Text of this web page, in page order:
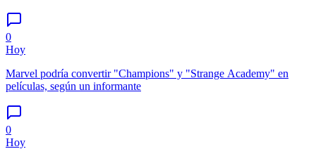
0
Hoy
Marvel podría convertir "Champions" y "Strange Academy" en
películas, según un informante
0
Hoy